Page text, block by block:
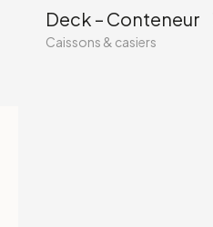
Deck – Conteneur
Caissons & casiers